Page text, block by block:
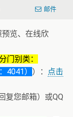
邮件
览、在线欣
分门别类：
4041） ）：
点击
复您邮箱）或QQ